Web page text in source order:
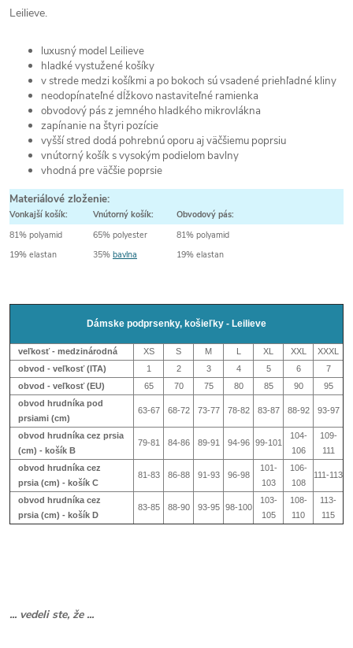
Leilieve.
luxusný model Leilieve
hladké vystužené košíky
v strede medzi košíkmi a po bokoch sú vsadené priehľadné kliny
neodopínateľné dĺžkovo nastaviteľné ramienka
obvodový pás z jemného hladkého mikrovlákna
zapínanie na štyri pozície
vyšší stred dodá pohrebnú oporu aj väčšiemu poprsiu
vnútorný košík s vysokým podielom bavlny
vhodná pre väčšie poprsie
Materiálové zloženie:
Vonkajší košík: Vnútorný košík:
Obvodový pás:
81% polyamid
19% elastan
65% polyester
35% bavlna
81% polyamid
19% elastan
Dámske podprsenky, košieľky - Leilieve
veľkosť - medzinárodná XS S M L XL XXL
XXXL
obvod - veľkosť (ITA)
1 2 3 4 5 6
7
obvod - veľkosť (EU)
65 70 75 80 85 90
95
obvod hrudníka pod
prsiami (cm)
63-67 68-72 73-77 78-82 83-87 88-92 93-97
obvod hrudníka cez prsia
(cm) - košík B
79-81 84-86 89-91 94-96 99-101
104-
106
109-
111
obvod hrudníka cez
prsia (cm) - košík C
81-83 86-88 91-93 96-98
101-
103
106-
108
111-113
obvod hrudníka cez
prsia (cm) - košík D
83-85 88-90 93-95 98-100
103-
105
108-
110
113-
115
... vedeli ste, že ...